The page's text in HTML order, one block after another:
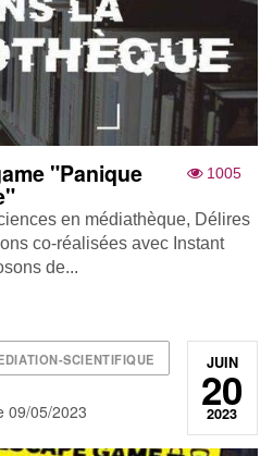
1005
"Panique
en médiathèque, Délires
co-réalisées avec Instant
de...
SCIENTIFIQUE
09/05/2023
JUIN
20
2023